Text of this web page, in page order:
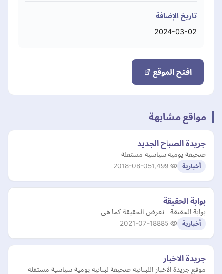
تاريخ الإضافة
2024-03-02
افتح الموقع
مواقع مشابهة
جريدة الصباح الجديد
صحيفة يومية سياسية مستقلة
أخبارية 2018-08-05
بوابة الحقيقة
بوابة الحقيقة | نعرض الحقيقة كما هى
أخبارية 2021-07-18
جريدة الاخبار
موقع جريدة الاخبار اللبنانية صحيفة لبنانية يومية سياسية مستقلة